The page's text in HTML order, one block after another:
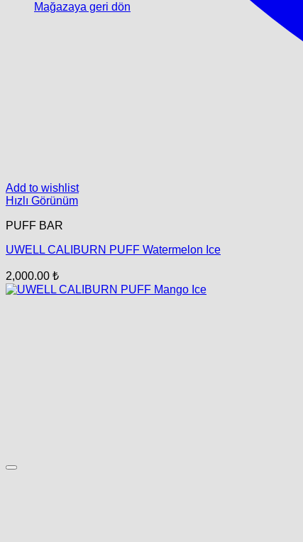
Mağazaya geri dön
Add to wishlist
Hızlı Görünüm
PUFF BAR
UWELL CALIBURN PUFF Watermelon Ice
2,000.00 ₺